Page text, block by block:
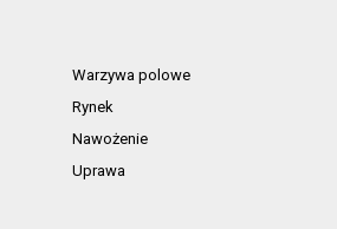
Warzywa polowe
Rynek
Nawożenie
Uprawa